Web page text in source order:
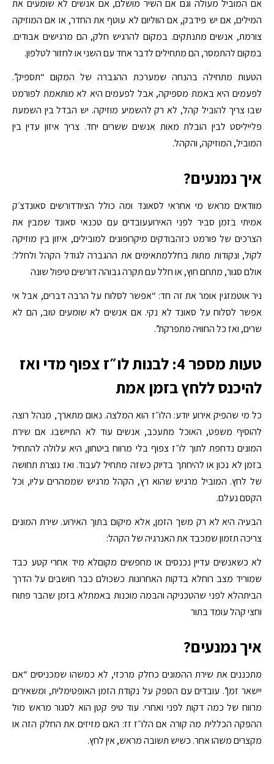
אם המוביל מעולה וגם אם השיר מושלם, אם אנשים לא שומעים את
המילים, אם יש פידבק, אם הווליום לא עוטף את החדר, או אם המוזיקה
צורמת, אנשים מתנתקים. במקום להרגיש חלק, הם מרגישים אבודים.
במקום להתמסר, הם מתחילים לדבר אחד עם השני או לחזור לטלפון.
הטעות מתחילה בהנחה שמערכת ההגברה של המקום “תספיק”.
לפעמים היא באמת מספיקה, אבל לפעמים היא לא מותאמת לפורמט
שבו צריך להוביל קהל, לא רק להשמיע מוזיקה. יש הבדל בין השמעת
פלייליסט לבין הובלת מאות אנשים ששרים יחד. צריך איזון עדין בין
המוביל, המוזיקה, והקהל.
איך נמנעים?
מוודאים מראש מי אחראי לסאונד ומה כולל הציודדורשים סאונדצ׳ק
אמיתי בזמן סביר לפני האירועעובדים עם טכנאי סאונד שמבין את
הצרכים של פורמט כזהבודקים מיקרופונים למובילים, איזון בין מוזיקה
לקול, ונקודות מתות בחללמתאימים את ההגברה לגודל הקהל ולחלל:
אולם סגור, מתחם חוץ, או חלל עם תקרה גבוהה דורשים טיפול שונה
ניר אוטמזגין אומר את זה חד: “אפשר לסלוח על הרבה דברים, אבל אי
אפשר לסלוח על סאונד לא נקי. אם אנשים לא שומעים טוב, הם לא
שרים, ואז כל החוויה מתפרקת”.
טעות מספר 4: לבנות לו״ז צפוף מדי ואז
להיכנס ללחץ בזמן אמת
כל מי שהפיק אירוע יודע: הלו״ז הוא המלצה. נאום מתארך, מנהל רוצה
להוסיף משפט, האוכל מתעכב, אנשים עוד לא התיישבו. אם שירת
המונים נדחפת לתוך לו״ז צפוף בלי מרווח ביטחון, היא עלולה להתחיל
בזמן לא נכון או להיחתך בדיוק כשזה מתחיל לעבוד. ואז נוצרת תחושה
של לחץ. המוביל מרגיש שהוא רץ, הקהל מרגיש שממהרים עליו, וכל
הקסם נעלם.
הבעיה היא לא רק משך הזמן, אלא מיקום בתוך האירוע. שירת המונים
צריכה תזמון שמכבד את האנרגיה של הקהל:
לא כשאנשים עדיין נכנסים או מחפשים מקוםלא מיד אחרי קטע כבד
שמוריד מצב רוחלא בדקות האחרונות כשכולם כבר חושבים על הדרך
הביתהלא לפני שהטכניקה והבמה מוכנות באמתלא בזמן שהבר פתוח
וחצי קהל עומד בתור
איך נמנעים?
מתכננים את שירת ההמונים כחלק מרכזי, לא כמשהו שמכניסים “אם
יישאר זמן”. עובדים עם הספק על נקודת הזמן האופטימלית, ומשאירים
מרווח של כמה דקות לפני ואחרי. עוד טיפ קטן הוא לסגור מראש מול
ההפקה הכללית מה קורה אם הלו״ז זז: האם מזיזים את החלק הזה או
מקצרים משהו אחר. כשיש תשובה מראש, אין לחץ.